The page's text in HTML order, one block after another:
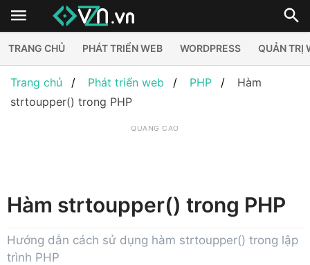
TRANG CHỦ PHÁT TRIỂN WEB WORDPRESS QUẢN TRỊ
Trang chủ Phát triển web PHP
Hàm
strtoupper() trong PHP
QUẢNG CÁO
Hàm strtoupper() trong PHP
Hướng dẫn cách sử dụng hàm strtoupper() trong lập
trình PHP